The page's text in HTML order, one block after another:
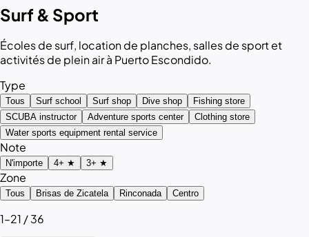
Surf & Sport
Écoles de surf, location de planches, salles de sport et
activités de plein air à Puerto Escondido.
Type
Tous Surf school Surf shop Dive shop
Fishing store
SCUBA instructor
Adventure sports center
Clothing store
Water sports equipment rental service
Note
N'importe 4+ ★ 3+ ★
Zone
Tous Brisas de Zicatela Rinconada Centro
1–21 / 36